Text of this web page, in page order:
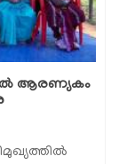
ആരണ്യകം